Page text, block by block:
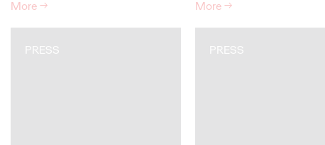
More→
More→
PRESS PRESS